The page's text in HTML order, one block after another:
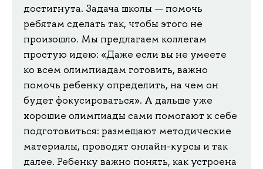
достигнута. Задача школы — помочь
ребятам сделать так, чтобы этого не
произошло. Мы предлагаем коллегам
простую идею: «Даже если вы не умеете
ко всем олимпиадам готовить, важно
помочь ребенку определить, на чем он
будет фокусироваться». А дальше уже
хорошие олимпиады сами помогают к себе
подготовиться: размещают методические
материалы, проводят онлайн-курсы и так
далее. Ребенку важно понять, как устроена